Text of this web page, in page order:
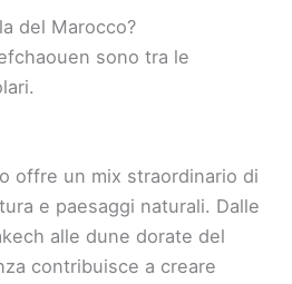
del Marocco?
sono tra le
offre un mix straordinario di
e paesaggi naturali. Dalle
alle dune dorate del
contribuisce a creare